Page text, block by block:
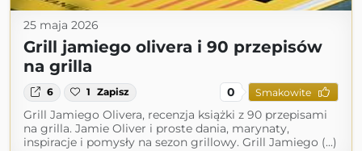
25 maja 2026
Grill jamiego olivera i 90 przepisów
na grilla
6 1 Zapisz 0 Smakowite
Grill Jamiego Olivera, recenzja książki z 90 przepisami
na grilla. Jamie Oliver i proste dania, marynaty,
inspiracje i pomysły na sezon grillowy. Grill Jamiego (...)